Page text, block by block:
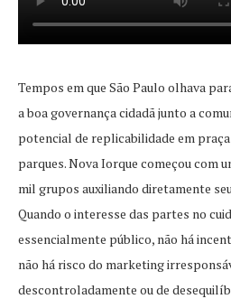
Tempos em que São Paulo olhava
a boa governança cidadã junto a
potencial de replicabilidade em
parques. Nova Iorque começou com
mil grupos auxiliando diretamente
Quando o interesse das partes no
essencialmente público, não há
não há risco do marketing
descontroladamente ou de